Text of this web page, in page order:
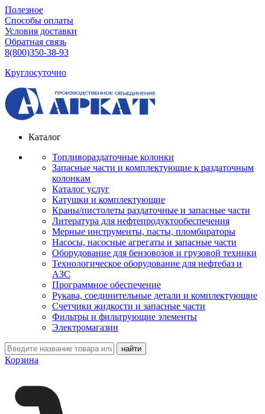
Полезное
Способы оплаты
Условия доставки
Обратная связь
8(800)350-38-93
Круглосуточно
Каталог
Топливораздаточные колонки
Запасные части и комплектующие к раздаточным
колонкам
Каталог услуг
Катушки и комплектующие
Краны/пистолеты раздаточные и запасные части
Литература для нефтепродуктообеспечения
Мерные инструменты, пасты, пломбираторы
Насосы, насосные агрегаты и запасные части
Оборудование для бензовозов и грузовой техники
Технологическое оборудование для нефтебаз и
АЗС
Программное обеспечение
Рукава, соединительные детали и комплектующие
Счетчики жидкости и запасные части
Фильтры и фильтрующие элементы
Электромагазин
Корзина